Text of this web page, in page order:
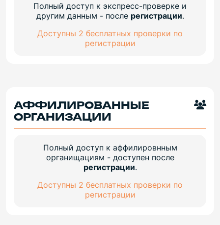
Полный доступ к экспресс-проверке и
другим данным - после регистрации.
Доступны 2 бесплатных проверки по
регистрации
АФФИЛИРОВАННЫЕ
ОРГАНИЗАЦИИ
Полный доступ к аффилировнным
органищациям - доступен после
регистрации.
Доступны 2 бесплатных проверки по
регистрации